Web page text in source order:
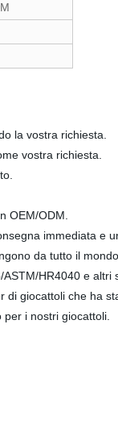
la vostra richiesta.
vostra richiesta.
OEM/ODM.
immediata e
da tutto il
HR4040 e
di giocattoli che ha
i nostri giocattoli.